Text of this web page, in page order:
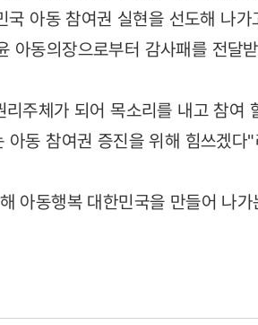
아동 참여권 실현을 선도해 나
아동의장으로부터 감사패를 전달
주체가 되어 목소리를 내고 참여
동 참여권 증진을 위해 힘쓰겠다
아동행복 대한민국을 만들어 나